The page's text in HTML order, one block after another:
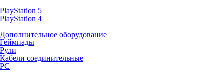
PlayStation 5
PlayStation 4
Дополнительное оборудование
Геймпады
Рули
Кабели соединительные
PC